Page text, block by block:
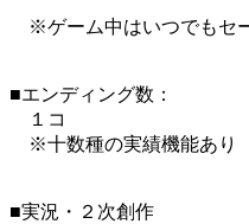
※ゲーム中はいつでもセ
■エンディング数：
１コ
※十数種の実績機能あり
■実況・２次創作